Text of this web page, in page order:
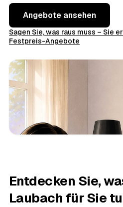
Angebote ansehen
Sagen Sie, was raus muss – Sie
Festpreis-Angebote
Entdecken Sie,
Laubach für Sie